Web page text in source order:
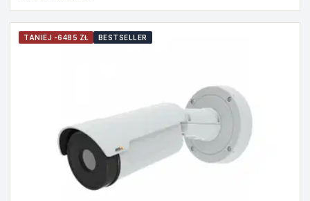
TANIEJ -6485 ZŁ BESTSELLER